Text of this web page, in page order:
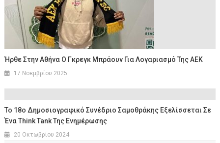
Ήρθε Στην Αθήνα Ο Γκρεγκ Μπράουν Για Λογαριασμό Της ΑΕΚ
17 Νοεμβρίου 2025
Το 18ο Δημοσιογραφικό Συνέδριο Σαμοθράκης Εξελίσσεται Σε
Ένα Think Tank Της Ενημέρωσης
20 Οκτωβρίου 2024